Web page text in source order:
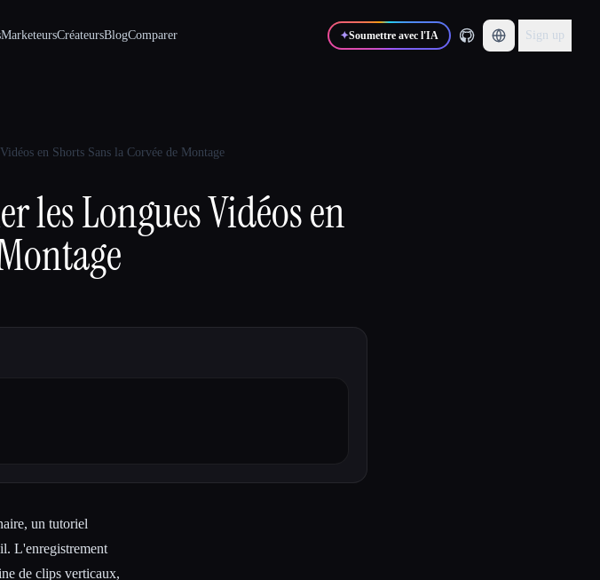
MarketeursCréateursBlogComparer ✦Soumettre avec l'IA Sign up
en Shorts Sans la Corvée de Montage
les Longues Vidéos en
un tutoriel
L'enregistrement
de clips verticaux,